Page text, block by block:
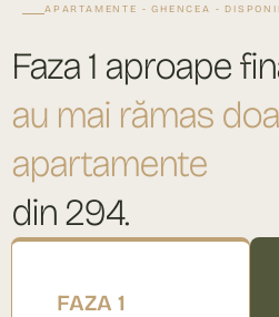
APARTAMENTE - GHENCEA -
Faza 1 aproape
au mai rămas
apartamente
din 294.
FAZA 1